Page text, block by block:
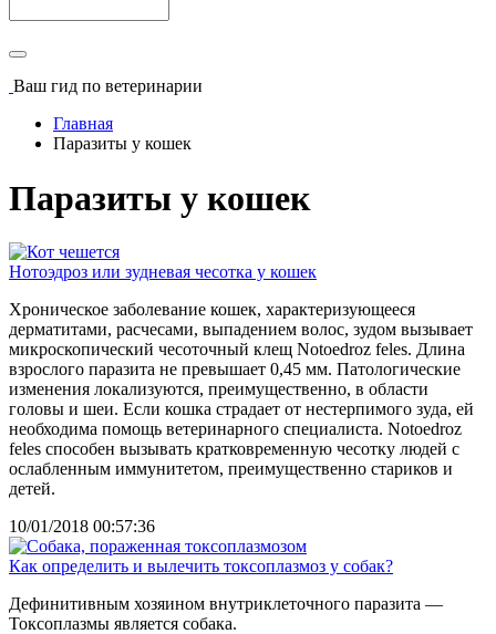
Ваш гид по ветеринарии
Главная
Паразиты у кошек
Паразиты у кошек
Нотоэдроз или зудневая чесотка у кошек
Хроническое заболевание кошек, характеризующееся
дерматитами, расчесами, выпадением волос, зудом вызывает
микроскопический чесоточный клещ Notoedroz feles. Длина
взрослого паразита не превышает 0,45 мм. Патологические
изменения локализуются, преимущественно, в области
головы и шеи. Если кошка страдает от нестерпимого зуда, ей
необходима помощь ветеринарного специалиста. Notoedroz
feles способен вызывать кратковременную чесотку людей с
ослабленным иммунитетом, преимущественно стариков и
детей.
10/01/2018 00:57:36
Как определить и вылечить токсоплазмоз у собак?
Дефинитивным хозяином внутриклеточного паразита —
Токсоплазмы является собака.